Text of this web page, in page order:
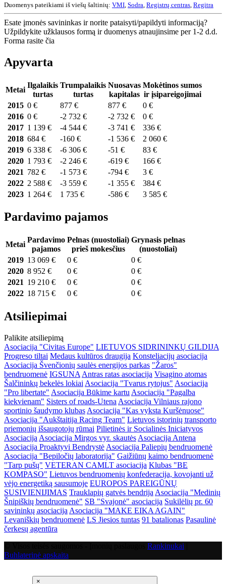
Duomenys pateikiami iš viešų šaltinių: VMI Sodra Registrų centras Regitra
Esate įmonės savininkas ir norite pataisyti/papildyti informaciją?
Užpildykite užklausos formą ir duomenys atnaujinsime per 1-2 d.d.
Forma rasite čia
Apyvarta
Metai
Ilgalaikis
turtas
Trumpalaikis
turtas
Nuosavas
kapitalas
Mokėtinos sumos
ir įsipareigojimai
2015 0 € 877 € 877 €
0 €
2016 0 € -2 732 € -2 732 €
0 €
2017 1 139 € -4 544 € -3 741 €
336 €
2018 684 € -160 € -1 536 €
2 060 €
2019 6 338 € -6 306 € -51 €
83 €
2020 1 793 € -2 246 € -619 €
166 €
2021 782 € -1 573 € -794 €
3 €
2022 2 588 € -3 559 € -1 355 €
384 €
2023 1 264 € 1 735 € -586 € 3 585 €
Pardavimo pajamos
Metai
Pardavimo
pajamos
Pelnas (nuostoliai)
prieš mokesčius
Grynasis pelnas
(nuostoliai)
2019 13 069 € 0 €
0 €
2020 8 952 € 0 €
0 €
2021 19 210 € 0 €
0 €
2022 18 715 € 0 € 0 €
Atsiliepimai
Palikite atsiliepimą
Asociacija "Civitas Europe" LIETUVOS SIDRININKŲ GILDIJA
Progreso tiltai Medaus kultūros draugija Konsteliacijų asociacija
Asociacija Švenčionių saulės energijos parkas "Žaros"
bendruomenė IGSUNA Antras ratas asociacija Visagino atomas
Šalčininkų bekelės lokiai Asociacija "Tvarus rytojus" Asociacija
"Pro libertate" Asociacija Būkime kartu Asociacija "Pagalba
kiekvienam" Sisters of roads-Utena Asociacija Vilniaus rajono
sportinio šaudymo klubas Asociacija "Kas vyksta Kuršėnuose"
Asociacija "Aukštaitija Racing Team" Lietuvos istorinių transporto
priemonių išsaugotojų rūmai Pilietinės ir Socialinės Iniciatyvos
Asociacija Asociacija Mirgos vyr. skautės Asociacija Antena
Asociacija Proaktyvi Bendrystė Asociacija Paliepių bendruomenė
Asociacija "Bepiločių laboratorija" Gaižiūnų kaimo bendruomenė
"Tarp pušų" VETERAN CAMLT asociacija Klubas "BE
KOMPASO" Lietuvos bendruomenių konfederacija, kovojanti už
vėjo energetiką sausumoje EUROPOS PAREIGŪNŲ
SUSIVIENIJIMAS Trauklapių gatvės bendrija Asociacija "Medinių
Šnipiškių bendruomenė" SB "Svajonė" asociacija Sukilėlių pr. 60
savininkų asociacija Asociacija "MAKE EIKA AGAIN"
Levaniškių bendruomenė LS Jiesios tuntas 91 batalionas Pasaulinė
čerkesų agentūra
Rankinukai
Buhlaterinė apskaita
×